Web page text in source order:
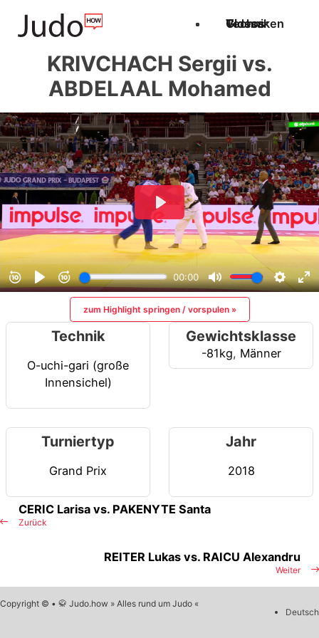
Techniken
Videos
Glossar
KRIVCHACH Sergii vs.
ABDELAAL Mohamed
zum Highlight springen / vorspulen »
Technik
O-uchi-gari (große
Innensichel)
Gewichtsklasse
-81kg, Männer
Turniertyp
Grand Prix
Jahr
2018
Zurück
CERIC Larisa vs. PAKENYTE Santa
Weiter
REITER Lukas vs. RAICU Alexandru
Copyright © • 🥋 Judo.how » Alles rund um Judo «
Deutsch